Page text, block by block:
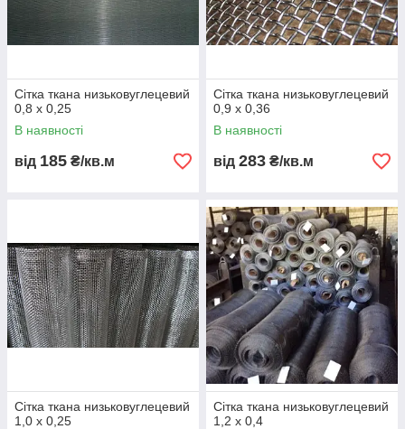
Сітка ткана низьковуглецевий
0,8 х 0,25
В наявності
від 185 ₴/кв.м
Сітка ткана низьковуглецевий
0,9 х 0,36
В наявності
від 283 ₴/кв.м
Сітка ткана низьковуглецевий
1,0 х 0,25
Сітка ткана низьковуглецевий
1,2 х 0,4